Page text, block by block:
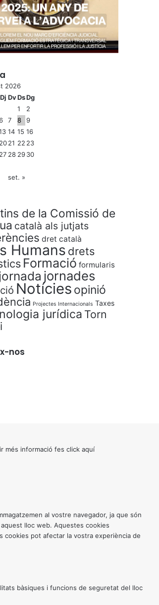
2026
Dj DvDsDg
1
2
7 8
9
14 15 16
2021 22 23
27 28 2930
set. »
de la Comissió de
català als jutjats
dret català
Humans drets
Formació formularis
jornades
Notícies opinió
Projectes Internacionals Taxes
jurídica Torn
nos
més informació fes click aquí
al vostre navegador, ja que són
lloc web. Aquestes cookies
cookies pot afectar la vostra experiència de
bàsiques i funcions de seguretat del lloc